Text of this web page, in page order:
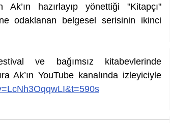
hazırlayıp yönettiği "Kitapçı"
odaklanan belgesel serisinin ikinci
ve bağımsız kitabevlerinde
Ak’ın YouTube kanalında izleyiciyle